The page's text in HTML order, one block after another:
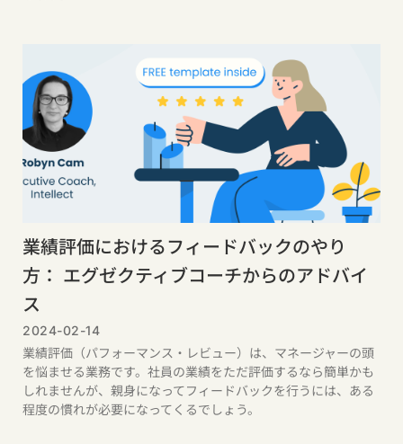
業績評価におけるフィードバックのやり
方： エグゼクティブコーチからのアドバイ
ス
2024-02-14
業績評価（パフォーマンス・レビュー）は、マネージャーの頭
を悩ませる業務です。社員の業績をただ評価するなら簡単かも
しれませんが、親身になってフィードバックを行うには、ある
程度の慣れが必要になってくるでしょう。